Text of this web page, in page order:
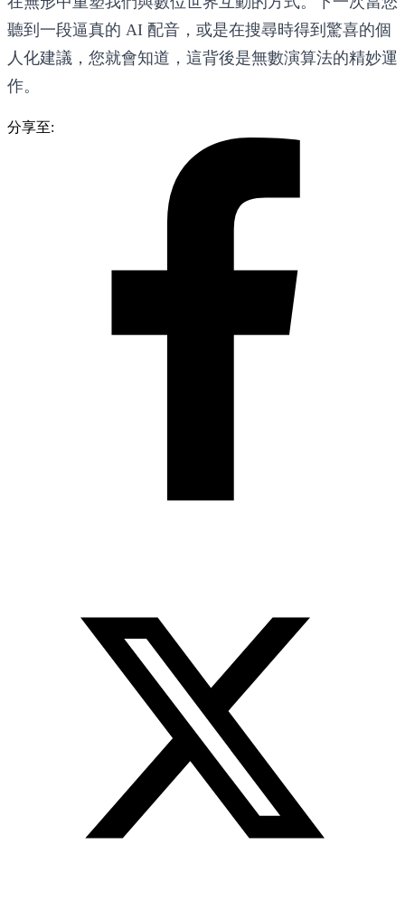
聽到一段逼真的 AI 配音，或是在搜尋時得到驚喜的個
人化建議，您就會知道，這背後是無數演算法的精妙運
作。
分享至: